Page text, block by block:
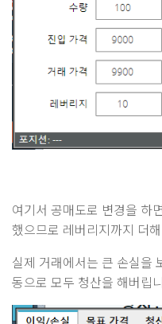
여기서 공매도로 변경을 하
했으므로 레버리지까지 더
실제 거래에서는 큰 손실을
동으로 모두 청산을 해버립